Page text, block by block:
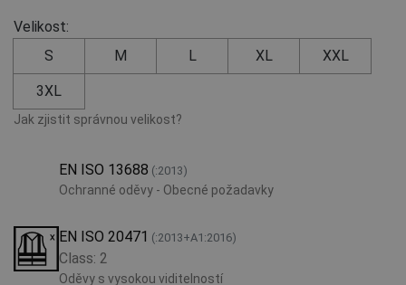
Velikost:
S
M L XL XXL
3XL
Jak zjistit správnou velikost?
EN ISO 13688 (:2013)
Ochranné oděvy - Obecné požadavky
EN ISO 20471 (:2013+A1:2016)
Class: 2
Oděvy s vysokou viditelností